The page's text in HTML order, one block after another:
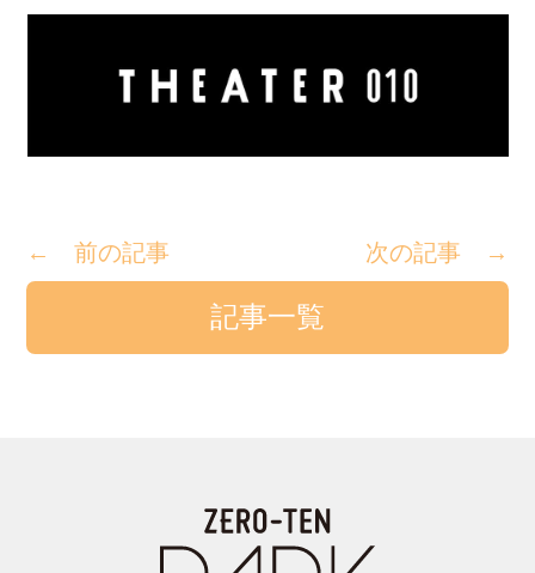
← 前の記事 次の記事 →
記事一覧